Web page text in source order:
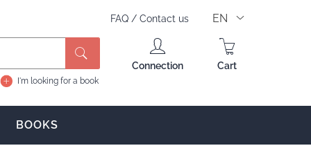
FAQ / Contact us EN
I'm looking for a book
Connection Cart
BOOKS